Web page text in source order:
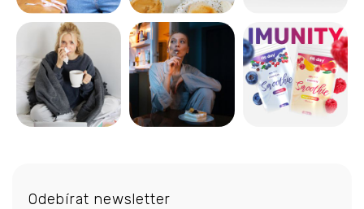
Odebírat newsletter